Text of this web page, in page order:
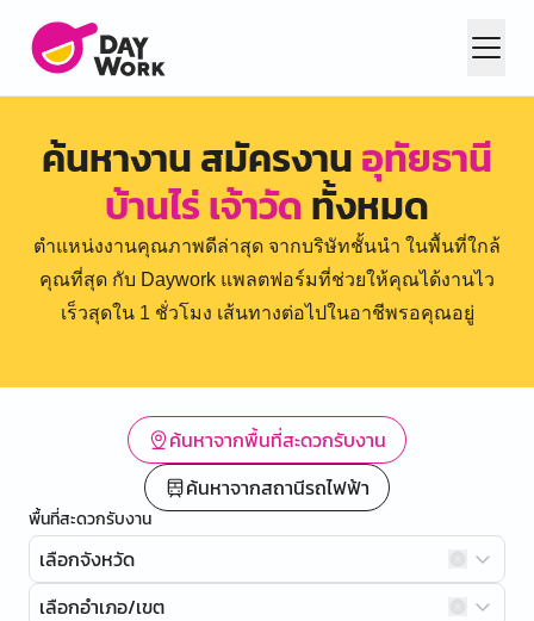
ค้นหางาน สมัครงานอุทัยธานี
บ้านไร่ เจ้าวัดทั้งหมด
ตำแหน่งงานคุณภาพดีล่าสุด จากบริษัทชั้นนำ ในพื้นที่ใกล้
คุณที่สุด กับ Daywork แพลตฟอร์มที่ช่วยให้คุณได้งานไว
เร็วสุดใน 1 ชั่วโมง เส้นทางต่อไปในอาชีพรอคุณอยู่
ค้นหาจากพื้นที่สะดวกรับงาน
ค้นหาจากสถานีรถไฟฟ้า
พื้นที่สะดวกรับงาน
เลือกจังหวัด
เลือกอำเภอ/เขต